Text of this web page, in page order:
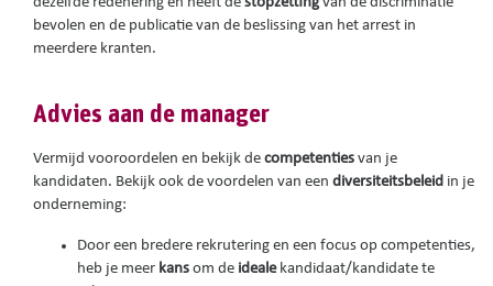
bevolen en de publicatie van de beslissing van het arrest in
meerdere kranten.
Advies aan de manager
Vermijd vooroordelen en bekijk de competenties van je
kandidaten. Bekijk ook de voordelen van een diversiteitsbeleid in je
onderneming:
Door een bredere rekrutering en een focus op competenties,
heb je meer kans om de ideale kandidaat/kandidate te